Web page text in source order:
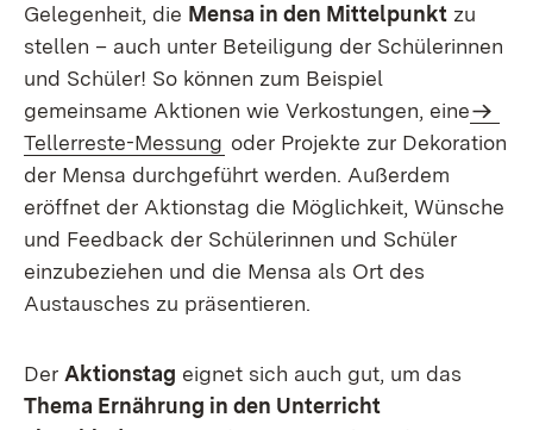
Gelegenheit, die Mensa in den Mittelpunkt zu
stellen – auch unter Beteiligung der Schülerinnen
und Schüler! So können zum Beispiel
gemeinsame Aktionen wie Verkostungen, eine
Tellerreste-Messung oder Projekte zur Dekoration
der Mensa durchgeführt werden. Außerdem
eröffnet der Aktionstag die Möglichkeit, Wünsche
und Feedback der Schülerinnen und Schüler
einzubeziehen und die Mensa als Ort des
Austausches zu präsentieren.
Der Aktionstag eignet sich auch gut, um das
Thema Ernährung in den Unterricht